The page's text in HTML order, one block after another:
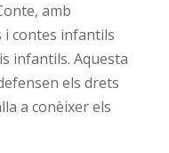
amb
i contes infantils
infantils. Aquesta
els drets
a conèixer els